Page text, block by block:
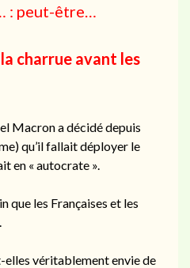
: peut-être…
charrue avant les
Macron a décidé depuis
qu’il fallait déployer le
en « autocrate ».
que les Françaises et les
elles véritablement envie de